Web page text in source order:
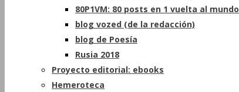
80P1VM: 80 posts en 1 vuelta al mundo
blog vozed (de la redacción)
blog de Poesía
Rusia 2018
Proyecto editorial: ebooks
Hemeroteca